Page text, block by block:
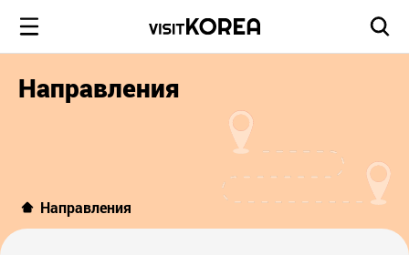
Направления
Направления